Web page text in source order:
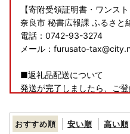
【寄附受領証明書・ワンス
奈良市 秘書広報課 ふるさと
電話：0742-93-3274
メール：furusato-
■返礼品配送について
発送が完了しましたら、ご
します。
※寄附者様のご都合によって
おすすめ順 安い順 高い順